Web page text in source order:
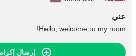
عني
Hello, welcome to my room!
إرسال